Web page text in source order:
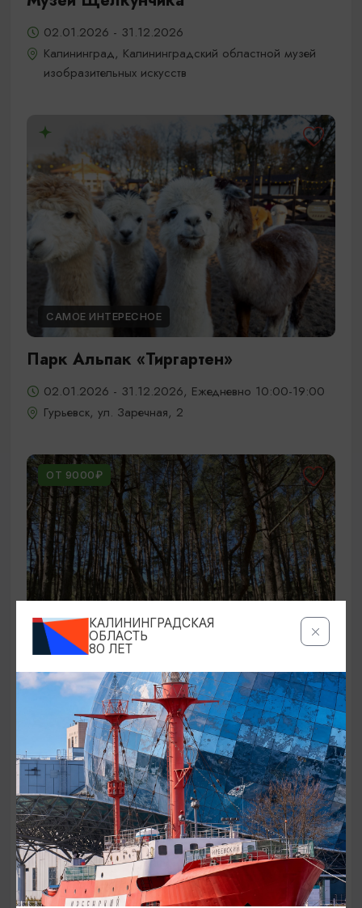
02.01.2026 - 31.12.2026
Калининград, Калининградский областной музей
изобразительных искусств
САМОЕ ИНТЕРЕСНОЕ
Парк Альпак «Тиргартен»
02.01.2026 - 31.12.2026, Ежедневно 10:00-19:00
Гурьевск, ул. Заречная, 2
ОТ 9000₽
ЭКСКУРСИИ УЧРЕЖДЕНИЙ КУЛЬТУРЫ
Аудиоспектакль «Истории Куршской
косы»
01.02.2026 - 31.12.2026, 13:00
Куршская коса
ОТ 2500₽
КАЛИНИНГРАДСКАЯ
ОБЛАСТЬ
80 ЛЕТ